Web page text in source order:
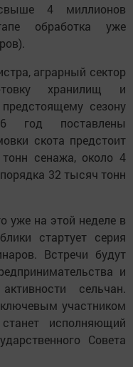
4 миллионов
обработка уже
аграрный сектор
хранилищ и
сезону
год поставлены
скота предстоит
сенажа, около 4
32 тысяч тонн
уже на этой неделе в
стартует серия
Встречи будут
и
сельчан.
участником
исполняющий
Совета